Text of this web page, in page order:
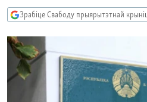
пошукуБЕЛАРУСЫ НА ВАЙНЕ
КУЛЬТУРА
КАЛЯНДАР
АЎДЫЁКНІГІ
МОВА
НА ХВАЛЯХ СВАБОДЫ
TWITTER
Зрабіце Свабоду прыярытэтнай